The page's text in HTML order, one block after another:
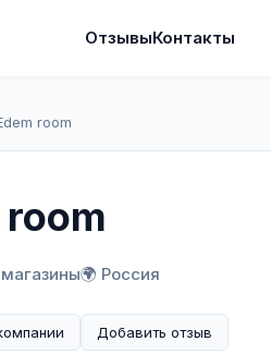
ОтзывыКонтакты
room
room
🌍 Россия
Добавить отзыв